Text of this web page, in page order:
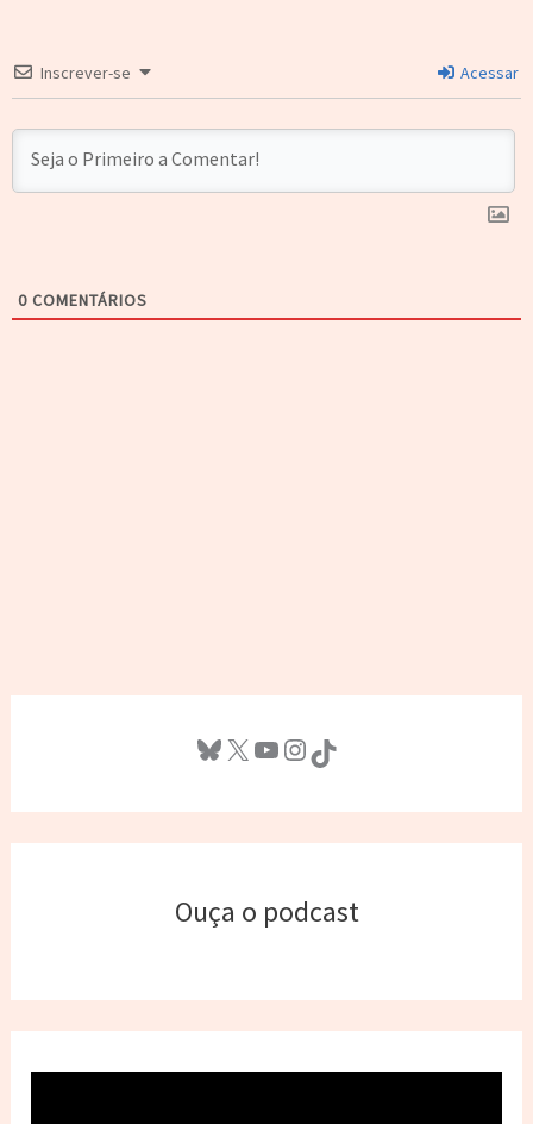
Inscrever-se Acessar
0 COMENTÁRIOS
Bluesky X Youtube InstagramTikTok
Ouça o podcast